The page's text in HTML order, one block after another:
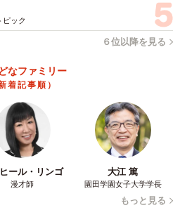
で利用できますが、利用開始時
とがほとんどです。模擬業務を
負荷での集中力や持続力を評価
助言も行います。
）
に実施されるものです。「試し
どと言われることもあります。
は、その企業の定めるところに
ピック
６位以降を見る
なファミリー
着記事順）
ール・リンゴ
漫才師
大江 篤
園田学園女子大学学長
もっと見る